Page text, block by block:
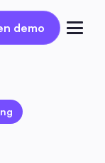
demo
demo